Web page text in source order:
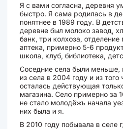
Я с вами согласна, деревня
быстро. Я сама родилась в
понятнее в 1989 году. В
деревне был молоко завод,
банк, три колхоза, отделение
аптека, примерно 5-6
школа, клуб, библиотека,
Соседние села были меньше,
из села в 2004 году и из того
осталась действующая
магазина. Село примерно за
не стало молодёжь начала
них была и я.
В 2010 году побывала в селе